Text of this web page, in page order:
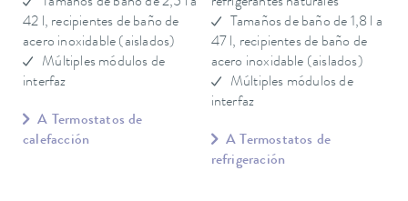
42 l, recipientes de baño de
acero inoxidable (aislados)
Múltiples módulos de
interfaz
A Termostatos de
calefacción
Tamaños de baño de 1,8 l a
47 l, recipientes de baño de
acero inoxidable (aislados)
Múltiples módulos de
interfaz
A Termostatos de
refrigeración